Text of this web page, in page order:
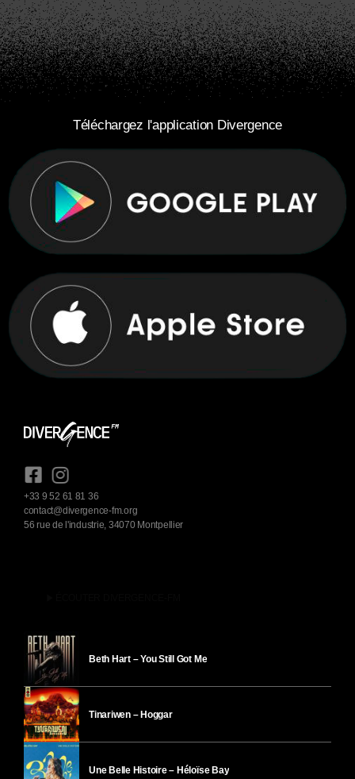
Téléchargez l'application Divergence
+33 9 52 61 81 36
contact@divergence-fm.org
56 rue de l'industrie, 34070 Montpellier
Beth Hart – You Still Got Me
Tinariwen – Hoggar
Une Belle Histoire – Héloïse Bay